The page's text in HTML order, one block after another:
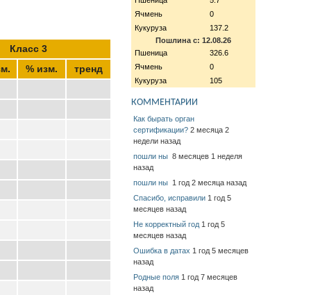
Класс 3
% изм. тренд
Ячмень
0
Кукуруза
137.2
Пошлина с: 12.08.26
Пшеница
326.6
Ячмень
0
Кукуруза
105
КОММЕНТАРИИ
Как бырать орган
сертификации? 2 месяца 2
недели назад
пошли ны 8 месяцев 1 неделя
назад
пошли ны 1 год 2 месяца назад
Спасибо, исправили 1 год 5
месяцев назад
Не корректный год 1 год 5
месяцев назад
Ошибка в датах 1 год 5 месяцев
назад
Родные поля 1 год 7 месяцев
назад